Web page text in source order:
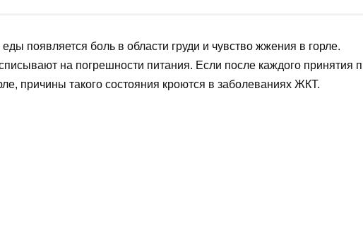
появляется боль в области груди и чувство жжения в горле.
на погрешности питания. Если после каждого принятия
причины такого состояния кроются в заболеваниях ЖКТ.